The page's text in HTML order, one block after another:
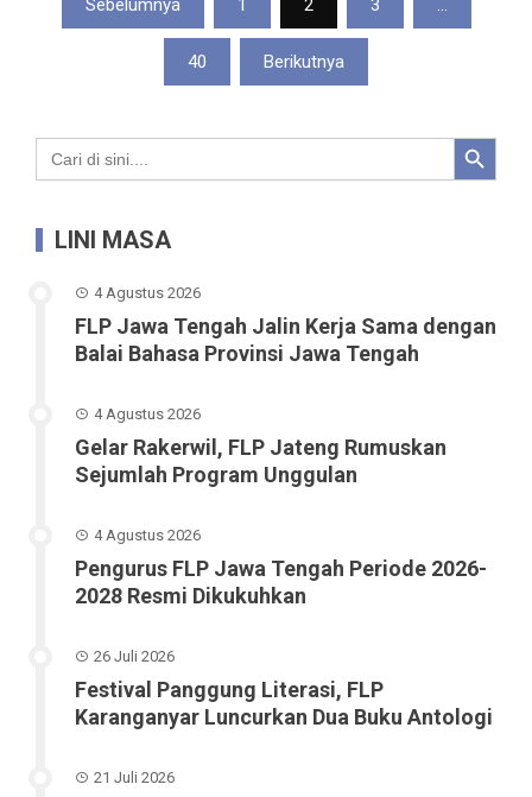
pos
Sebelumnya 1 2 3 …
40 Berikutnya
Search
for:
Search Button
LINI MASA
4 Agustus 2026
FLP Jawa Tengah Jalin Kerja Sama dengan
Balai Bahasa Provinsi Jawa Tengah
4 Agustus 2026
Gelar Rakerwil, FLP Jateng Rumuskan
Sejumlah Program Unggulan
4 Agustus 2026
Pengurus FLP Jawa Tengah Periode 2026-
2028 Resmi Dikukuhkan
26 Juli 2026
Festival Panggung Literasi, FLP
Karanganyar Luncurkan Dua Buku Antologi
21 Juli 2026